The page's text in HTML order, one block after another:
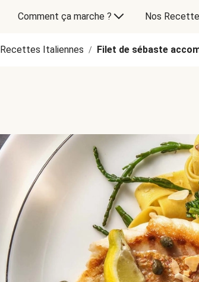
Comment ça marche ? Nos
Recettes Italiennes / Filet de sébaste